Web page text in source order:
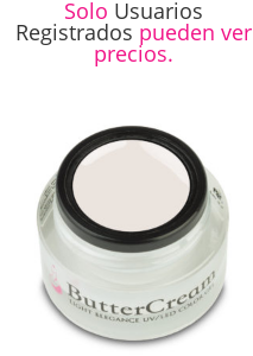
Solo Usuarios
Registrados pueden ver
precios.